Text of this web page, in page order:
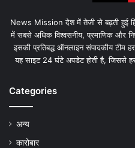
News Mission देश में तेजी से बढ़ती हुई
में सबसे अधिक विश्वसनीय, प्रमाणिक और
इसकी प्रतिबद्ध ऑनलाइन संपादकीय टीम
यह साइट 24 घंटे अपडेट होती है, जिससे
Categories
अन्य
कारोबार